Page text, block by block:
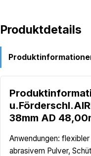
Produktdetails
38mm AD
Anwendungen:
abrasivem Pulver,